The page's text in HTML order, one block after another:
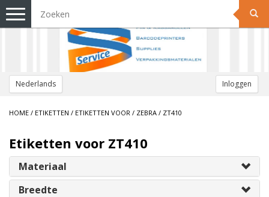
Nederlands Inloggen
Toggle
navigation
HOME / ETIKETTEN / ETIKETTEN VOOR / ZEBRA / ZT410
Etiketten voor ZT410
Materiaal
Breedte